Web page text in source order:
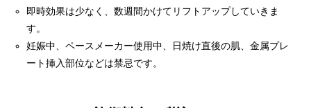
即時効果は少なく、数週間かけてリフトアップしていきま
す。
妊娠中、ペースメーカー使用中、日焼け直後の肌、金属プレ
ート挿入部位などは禁忌です。